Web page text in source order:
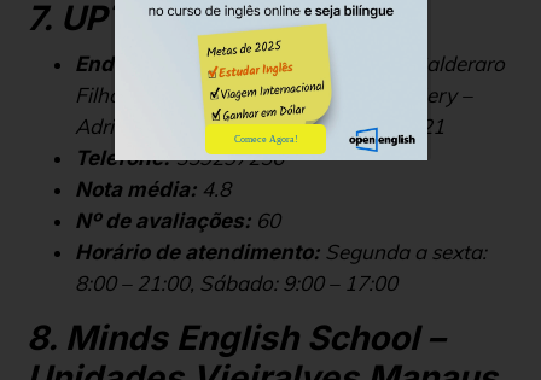
7. UPTIME – Manaus
Endereço:
Av. Jornalista Humberto Calderaro
Filho, 11 – Quadra I Conjunto Abílio Nery –
Adrianópolis, Manaus – AM, 69057-021
Telefone:559297256
Nota média: 4.8
Nº de avaliações: 60
Horário de atendimento: Segunda a sexta:
8:00 – 21:00, Sábado: 9:00 – 17:00
8. Minds English School –
Comece Agora!